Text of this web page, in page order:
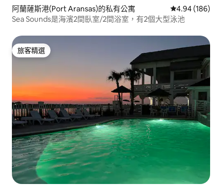
阿蘭薩斯港(Port Aransas)的私有公寓 從 186 則評價
4.94 (186)
Sea Sounds是海濱2間臥室/2間浴室，有2個大型泳池
旅客精選
旅客精選